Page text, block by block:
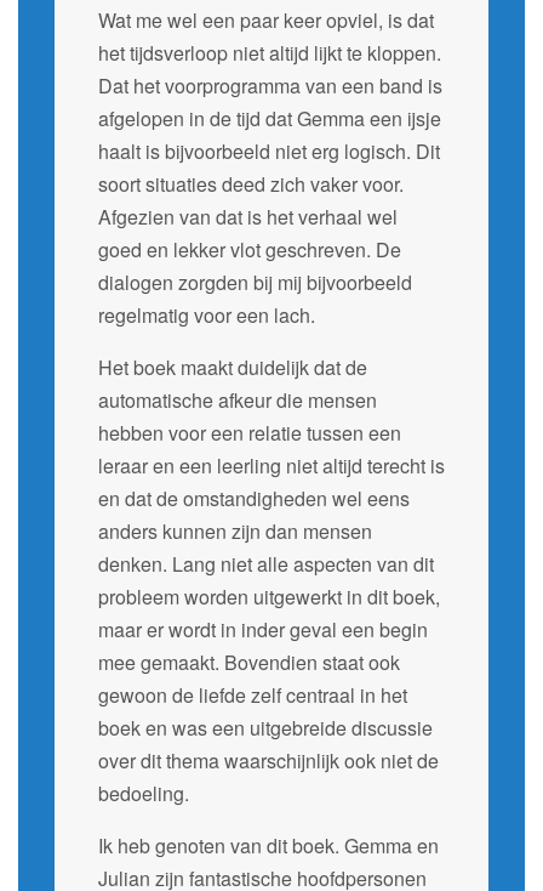
Wat me wel een paar keer opviel, is dat
het tijdsverloop niet altijd lijkt te kloppen.
Dat het voorprogramma van een band is
afgelopen in de tijd dat Gemma een ijsje
haalt is bijvoorbeeld niet erg logisch. Dit
soort situaties deed zich vaker voor.
Afgezien van dat is het verhaal wel
goed en lekker vlot geschreven. De
dialogen zorgden bij mij bijvoorbeeld
regelmatig voor een lach.
Het boek maakt duidelijk dat de
automatische afkeur die mensen
hebben voor een relatie tussen een
leraar en een leerling niet altijd terecht is
en dat de omstandigheden wel eens
anders kunnen zijn dan mensen
denken. Lang niet alle aspecten van dit
probleem worden uitgewerkt in dit boek,
maar er wordt in inder geval een begin
mee gemaakt. Bovendien staat ook
gewoon de liefde zelf centraal in het
boek en was een uitgebreide discussie
over dit thema waarschijnlijk ook niet de
bedoeling.
Ik heb genoten van dit boek. Gemma en
Julian zijn fantastische hoofdpersonen